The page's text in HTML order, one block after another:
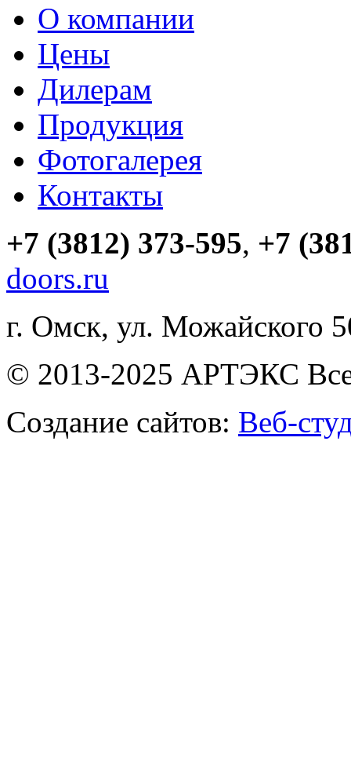
О компании
Цены
Дилерам
Продукция
Фотогалерея
Контакты
+7 (3812) 373-595, +7
doors.ru
г. Омск, ул. Можайского
© 2013-2025 АРТЭКС
Создание сайтов: Веб-